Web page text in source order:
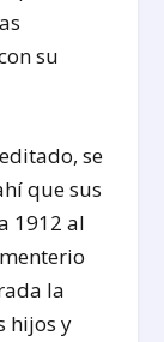
su
se
que sus
1912 al
la
hijos y